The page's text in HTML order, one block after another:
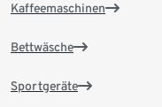
Kaffeemaschinen
Bettwäsche
Sportgeräte